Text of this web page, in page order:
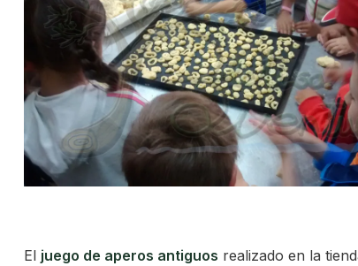
El juego de aperos antiguos realizado en la